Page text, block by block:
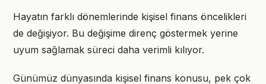
Hayatın farklı dönemlerinde kişisel finans öncelikleri
de değişiyor. Bu değişime direnç göstermek yerine
uyum sağlamak süreci daha verimli kılıyor.
Günümüz dünyasında kişisel finans konusu, pek çok